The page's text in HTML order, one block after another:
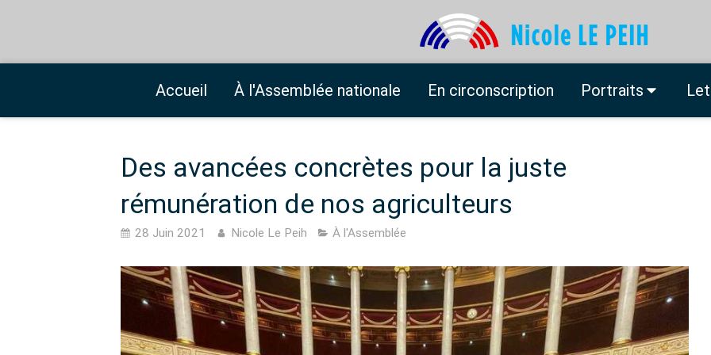
Accueil À l'Assemblée nationale En circonscription Portraits
Des avancées concrètes pour la juste
rémunération de nos agriculteurs
28 Juin 2021 Nicole Le Peih À l'Assemblée